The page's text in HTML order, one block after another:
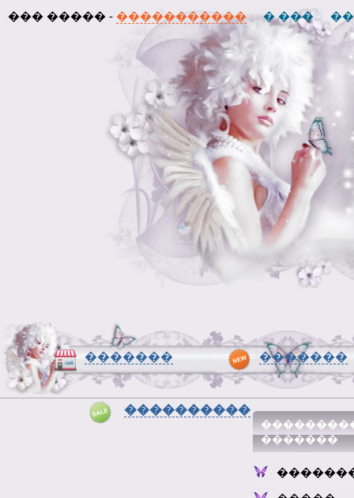
��� ����� - ����������� � ���
������� �������
����������
�������